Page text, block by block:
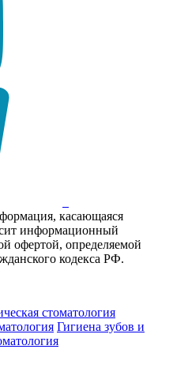
касающаяся
информационный
офертой, определяемой
кодекса РФ.
стоматология
Гигиена зубов и